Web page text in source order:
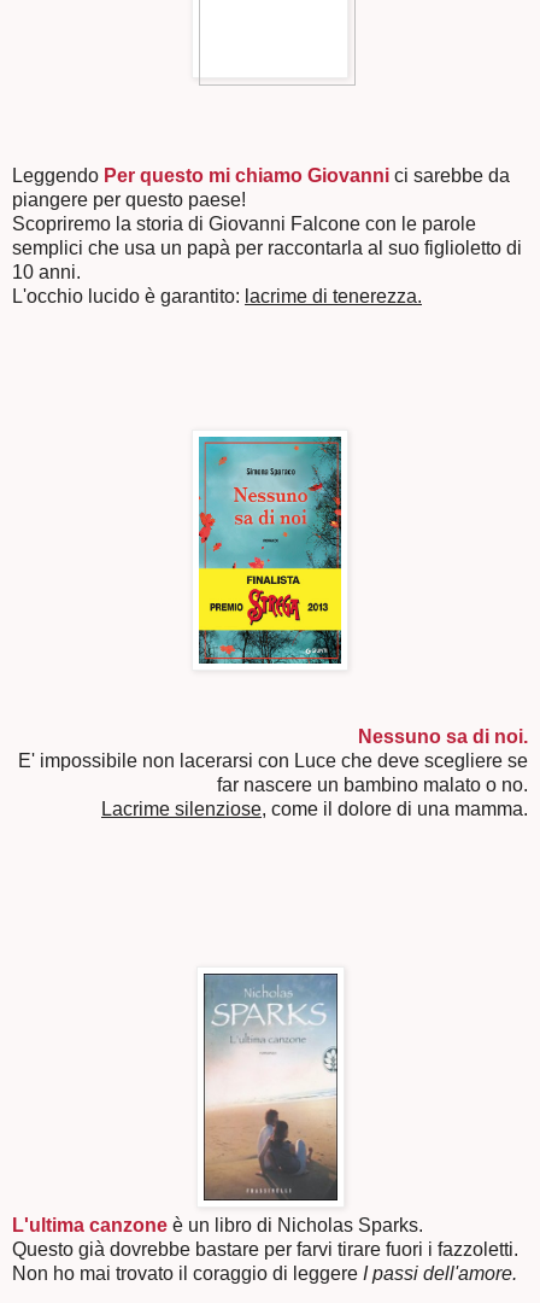
Leggendo Per questo mi chiamo Giovanni ci sarebbe da
piangere per questo paese!
Scopriremo la storia di Giovanni Falcone con le parole
semplici che usa un papà per raccontarla al suo figlioletto di
10 anni.
L'occhio lucido è garantito: lacrime di tenerezza.
Nessuno sa di noi.
E' impossibile non lacerarsi con Luce che deve scegliere se
far nascere un bambino malato o no.
Lacrime silenziose, come il dolore di una mamma.
L'ultima canzone è un libro di Nicholas Sparks.
Questo già dovrebbe bastare per farvi tirare fuori i fazzoletti.
Non ho mai trovato il coraggio di leggere I passi dell'amore.